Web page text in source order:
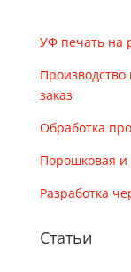
УФ печать на
заказ
Обработка
Порошковая и
Разработка
Статьи